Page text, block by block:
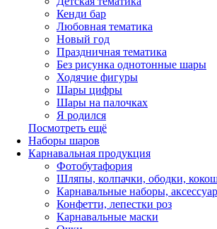
Кенди бар
Любовная тематика
Новый год
Праздничная тематика
Без рисунка однотонные шары
Ходячие фигуры
Шары цифры
Шары на палочках
Я родился
Посмотреть ещё
Наборы шаров
Карнавальная продукция
Фотобутафория
Шляпы, колпачки, ободки,
Карнавальные наборы,
Конфетти, лепестки роз
Карнавальные маски